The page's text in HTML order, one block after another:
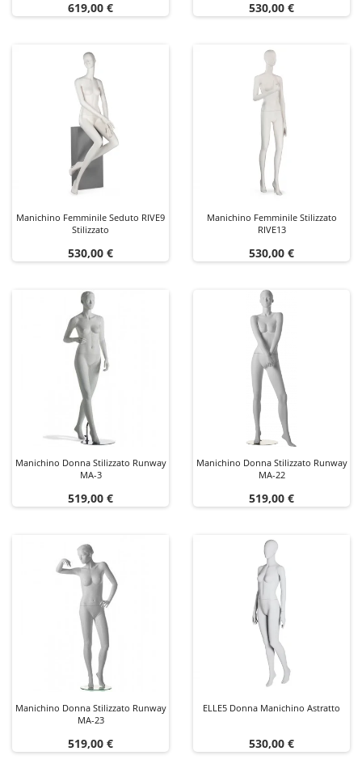
Prezzo
619,00 € Prezzo
530,00 €
Manichino Femminile Seduto RIVE9
Stilizzato
Prezzo
530,00 €
Manichino Femminile Stilizzato
RIVE13
Prezzo
530,00 €
Manichino Donna Stilizzato Runway
MA-3
Prezzo
519,00 €
Manichino Donna Stilizzato Runway
MA-22
Prezzo
519,00 €
Manichino Donna Stilizzato Runway
MA-23
Prezzo
519,00 €
ELLE5 Donna Manichino Astratto
Prezzo
530,00 €